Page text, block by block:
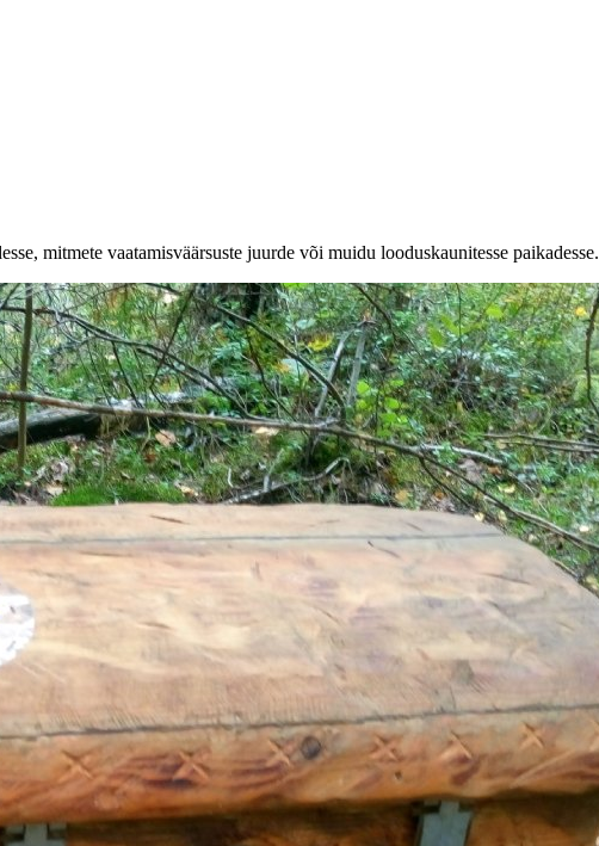
mitmete vaatamisväärsuste juurde või muidu looduskaunitesse paikadesse.